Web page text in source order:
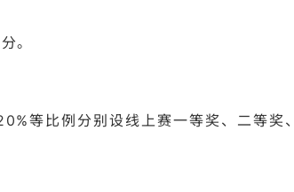
。
等比例分别设线上赛一等奖、二等